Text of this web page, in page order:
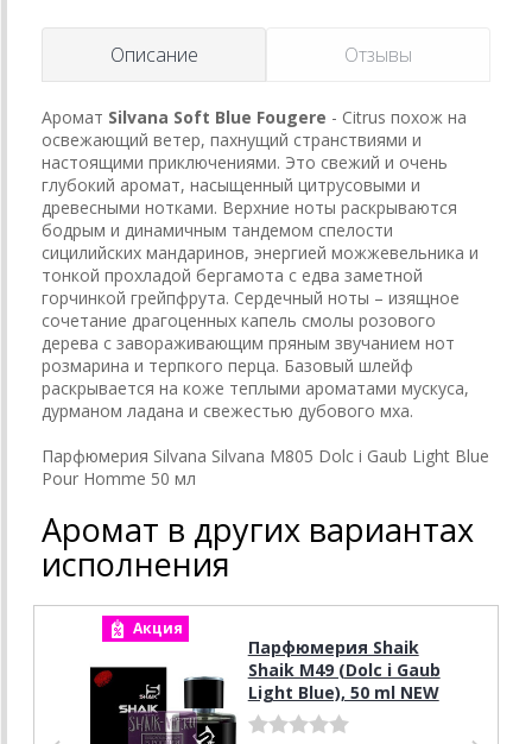
Описание Отзывы
Аромат Silvana Soft Blue Fougere - Citrus похож на
освежающий ветер, пахнущий странствиями и
настоящими приключениями. Это свежий и очень
глубокий аромат, насыщенный цитрусовыми и
древесными нотками. Верхние ноты раскрываются
бодрым и динамичным тандемом спелости
сицилийских мандаринов, энергией можжевельника и
тонкой прохладой бергамота с едва заметной
горчинкой грейпфрута. Сердечный ноты – изящное
сочетание драгоценных капель смолы розового
дерева с завораживающим пряным звучанием нот
розмарина и терпкого перца. Базовый шлейф
раскрывается на коже теплыми ароматами мускуса,
дурманом ладана и свежестью дубового мха.
Парфюмерия Silvana Silvana M805 Dolc i Gaub Light Blue
Pour Homme 50 мл
Аромат в других вариантах
исполнения
Акция
Парфюмерия Shaik
Shaik M49 (Dolc i Gaub
Light Blue), 50 ml NEW